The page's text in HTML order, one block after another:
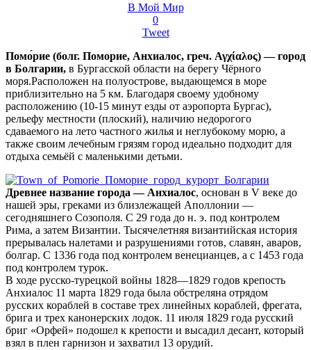
В Мой Мир
0
Tweet
Помо́рие (болг. Поморие, Анхиалос, греч. Αγχίαλος) — город
в Болгарии, в Бургасской области на берегу Чёрного
моря.Расположен на полуострове, выдающемся в море
приблизительно на 5 км. Благодаря своему удобному
расположению (10-15 минут езды от аэропорта Бургас),
рельефу местности (плоский), наличию недорогого
сдаваемого на лето частного жилья и неглубокому морю, а
также своим лечебным грязям город идеально подходит для
отдыха семьёй с маленькими детьми.
Древнее название города — Анхиалос, основан в V веке до
нашей эры, греками из близлежащей Аполлонии —
сегодняшнего Созополя. С 29 года до н. э. под контролем
Рима, а затем Византии. Тысячелетняя византийская история
прерывалась налетами и разрушениями готов, славян, аваров,
болгар. С 1336 года под контролем венецианцев, а с 1453 года
под контролем турок.
В ходе русско-турецкой войны 1828—1829 годов крепость
Анхиалос 11 марта 1829 года была обстреляна отрядом
русских кораблей в составе трех линейных кораблей, фрегата,
брига и трех канонерских лодок. 11 июля 1829 года русский
бриг «Орфей» подошел к крепости и высадил десант, который
взял в плен гарнизон и захватил 13 орудий.